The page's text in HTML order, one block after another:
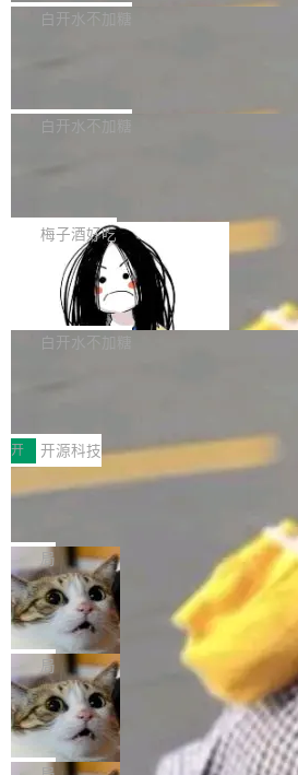
员工参与设立的专项资产管理计划。其中
获配9...
一个回归问题，该问题导致拉取镜像时会
题，该问题可能导致在旧版 Linux 内核...
e 孵化器项目管理委员会（IPMC）投票
P）！这一里程碑不仅标志着 Fluss 迈入
白开水不加糖
长期停止内容更新，未能实现其作为“AI
提交的编辑请求也长期处于待处理状态。
pedia 于去年底上线，定位为由人工智能
容的百科平台，被马斯克视为传统众包百
维基百科的替代方案。Lawfare 调查发
热门页面还是低关注度页面，均未出现
白开水不加糖
是这样的：配 MessageSource 的 Bean
声明 LocaleResolver、注册
erceptor…五六步之后才能看到第一行翻
本。 Solon 换了个方式。整个 i18n 模块
梅子酒好吃
Apache Doris 4.1 全面增强 Iceberg
支持 UPDATE、MERGE INTO 与
erg V3
Apache Doris 4.1 要补齐的，正是缺失
半。在已有查询能力的基础上，Doris 进
常维护操作，并完整支持 Iceberg V3 格
白开水不加糖
村国家自主创新示范区会议中心开幕。本
由中关村智联软件服务业质量创新联盟主
“智构可信·质创未来——AI原生时代的质
式”为主题，直面AI从实验室走向规模化
的核心质量命题。会上，《2026智能研
工具选型手册》发布，Testin云测的
nt智能测试系统入选AI测试领域代表产品
O而言，这提示了一个转变：AI测试正在
工具升级为企业的质量基础设施。 CIO
现实 过去两年，CIO们的焦虑清单上多
一是如何让大模型和智能体应用安全地
向生产，二是如何让测试团队跟得上AI
开 开源科技
让非法状态不可表示：一篇关于 ADT
有一种东西，一旦用过就回不去了。
eev 管它叫"软件设计的基石"。 他说的
鲜——代数数据类型（ADT），尤其是和
（sum type）。但他说清楚了一件事：这
型系统的学术体操，是日常编码的思维
章从一个简单的例子切入。一个网站的
设置，如果用布尔值 + 可空字段来表
ean 表示是否可切换，nullable 的默认
色方案、深色方案——会产生大量无意义
合。方案缺了、配置冲突了、全 null 了
局
Cloudflare 开源内部企业 AI 平台
dflare OS
Cloudflare 发布了一个开源项目
S。如果你只看官方博客，你会觉得这是
个"AI 知识库 + 聊天机器人"——每个大
做，没什么新鲜的。 但 Kenton Varda
r 上把事情说清楚了： 今天我们发布了
re OS，一个带连接器的聊天机器人，跟
局
Deno 团队开源 Celld，可自托管的分
布式 Durable Objects
Ryan Dahl 领导的 Deno 团队推出了最
目 Celld，一个能在自己机器上运行